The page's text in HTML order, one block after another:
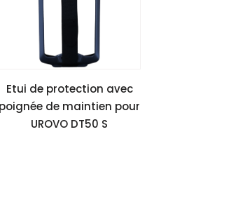
Etui de protection avec
poignée de maintien pour
UROVO DT50 S